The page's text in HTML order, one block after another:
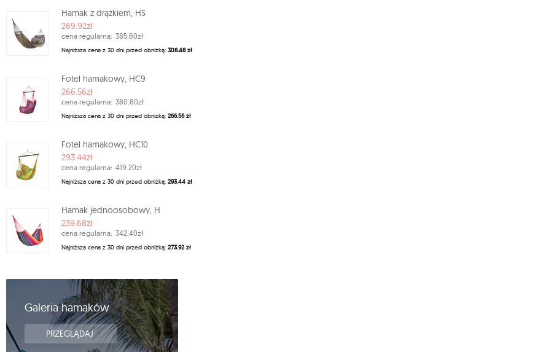
Hamak z drążkiem, HS
269.92zł
cena regularna: 385.60zł
Najniższa cena z 30 dni przed obniżką: 308.48 zł
Fotel hamakowy, HC9
266.56zł
cena regularna: 380.80zł
Najniższa cena z 30 dni przed obniżką: 266.56 zł
Fotel hamakowy, HC10
293.44zł
cena regularna: 419.20zł
Najniższa cena z 30 dni przed obniżką: 293.44 zł
Hamak jednoosobowy, H
239.68zł
cena regularna: 342.40zł
Najniższa cena z 30 dni przed obniżką: 273.92 zł
Galeria hamaków
PRZEGLĄDAJ